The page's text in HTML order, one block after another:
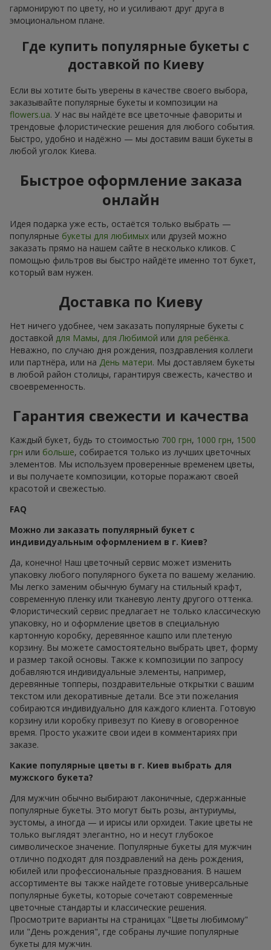
гармонируют по цвету, но и усиливают друг друга в
эмоциональном плане.
Где купить популярные букеты с
доставкой по Киеву
Если вы хотите быть уверены в качестве своего выбора,
заказывайте популярные букеты и композиции на
flowers.ua. У нас вы найдёте все цветочные фавориты и
трендовые флористические решения для любого события.
Быстро, удобно и надёжно — мы доставим ваши букеты в
любой уголок Киева.
Быстрое оформление заказа
онлайн
Идея подарка уже есть, остаётся только выбрать —
популярные букеты для любимых или друзей можно
заказать прямо на нашем сайте в несколько кликов. С
помощью фильтров вы быстро найдёте именно тот букет,
который вам нужен.
Доставка по Киеву
Нет ничего удобнее, чем заказать популярные букеты с
доставкой для Мамы, для Любимой или для ребёнка.
Неважно, по случаю дня рождения, поздравления коллеги
или партнёра, или на День матери. Мы доставляем букеты
в любой район столицы, гарантируя свежесть, качество и
своевременность.
Гарантия свежести и качества
Каждый букет, будь то стоимостью 700 грн, 1000 грн, 1500
грн или больше, собирается только из лучших цветочных
элементов. Мы используем проверенные временем цветы,
и вы получаете композиции, которые поражают своей
красотой и свежестью.
FAQ
Можно ли заказать популярный букет с
индивидуальным оформлением в г. Киев?
Да, конечно! Наш цветочный сервис может изменить
упаковку любого популярного букета по вашему желанию.
Мы легко заменим обычную бумагу на стильный крафт,
современную пленку или тканевую ленту другого оттенка.
Флористический сервис предлагает не только классическую
упаковку, но и оформление цветов в специальную
картонную коробку, деревянное кашпо или плетеную
корзину. Вы можете самостоятельно выбрать цвет, форму
и размер такой основы. Также к композиции по запросу
добавляются индивидуальные элементы, например,
деревянные топперы, поздравительные открытки с вашим
текстом или декоративные детали. Все эти пожелания
собираются индивидуально для каждого клиента. Готовую
корзину или коробку привезут по Киеву в оговоренное
время. Просто укажите свои идеи в комментариях при
заказе.
Какие популярные цветы в г. Киев выбрать для
мужского букета?
Для мужчин обычно выбирают лаконичные, сдержанные
популярные букеты. Это могут быть розы, антуриумы,
эустомы, а иногда — и ирисы или орхидеи. Такие цветы не
только выглядят элегантно, но и несут глубокое
символическое значение. Популярные букеты для мужчин
отлично подходят для поздравлений на день рождения,
юбилей или профессиональные празднования. В нашем
ассортименте вы также найдете готовые универсальные
популярные букеты, которые сочетают современные
цветочные стандарты и классические решения.
Просмотрите варианты на страницах "Цветы любимому"
или "День рождения", где собраны лучшие популярные
букеты для мужчин.